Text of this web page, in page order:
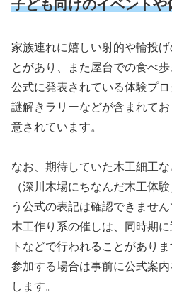
子ども向けのイベントや
家族連れに嬉しい射的や輪投
とがあり、また屋台での食べ歩
公式に発表されている体験プ
謎解きラリーなどが含まれて
意されています。
なお、期待していた木工細工
（深川木場にちなんだ木工体
う公式の表記は確認できません
木工作り系の催しは、同時期
トなどで行われることがあり
参加する場合は事前に公式案
します。